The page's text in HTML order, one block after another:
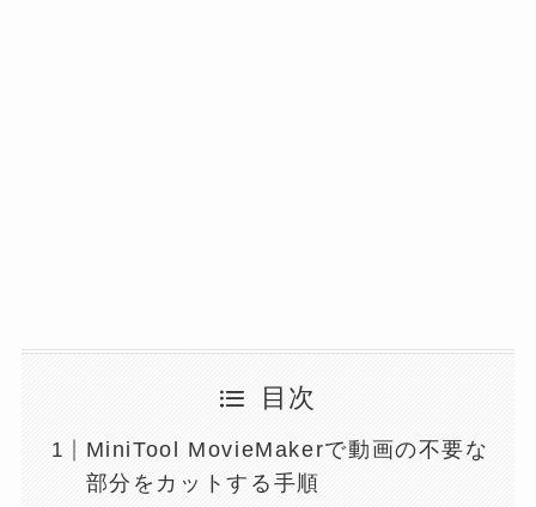
目次
MiniTool MovieMakerで動画の不要な
部分をカットする手順